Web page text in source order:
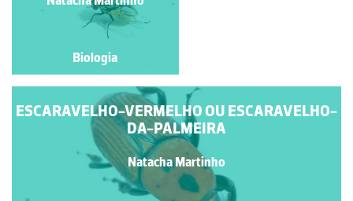
Biologia
ESCARAVELHO-VERMELHO OU ESCARAVELHO-
DA-PALMEIRA
Natacha Martinho
Biologia